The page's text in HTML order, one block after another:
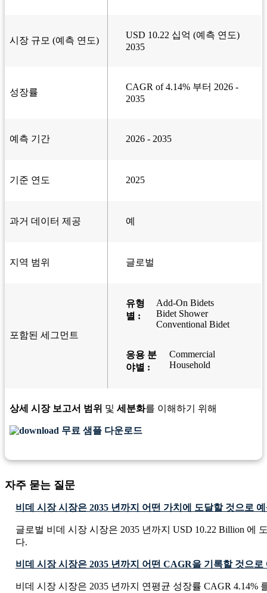
시장 규모 (예측 연도)
USD 10.22 십억 (예측 연도)
2035
성장률
CAGR of 4.14% 부터 2026 -
2035
예측 기간 2026 - 2035
기준 연도 2025
과거 데이터 제공 예
지역 범위 글로벌
포함된 세그먼트
유형
별 :
Add-On Bidets
Bidet Shower
Conventional Bidet
응용 분
야별 :
Commercial
Household
상세 시장 보고서 범위 및 세분화를 이해하기 위해
무료 샘플 다운로드
자주 묻는 질문
비데 시장 시장은 2035 년까지 어떤 가치에 도달할 것으로
글로벌 비데 시장 시장은 2035 년까지 USD 10.22 Billion 에
다.
비데 시장 시장은 2035 년까지 어떤 CAGR을 기록할 것으로
비데 시장 시장은 2035 년까지 연평균 성장률 CAGR 4.14%